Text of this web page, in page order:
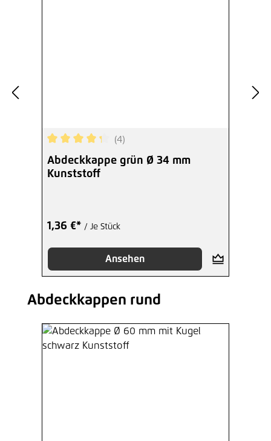
Durchschnittliche Bewertung von 4.25 von 5
(4)
Abdeckkappe grün Ø 34 mm
Kunststoff
1,36 €* / Je Stück
Ansehen
Produktgalerie überspringen
Abdeckkappen rund